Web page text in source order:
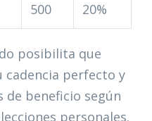
500 20%
posibilita que
cadencia perfecto y
de beneficio según
personales.